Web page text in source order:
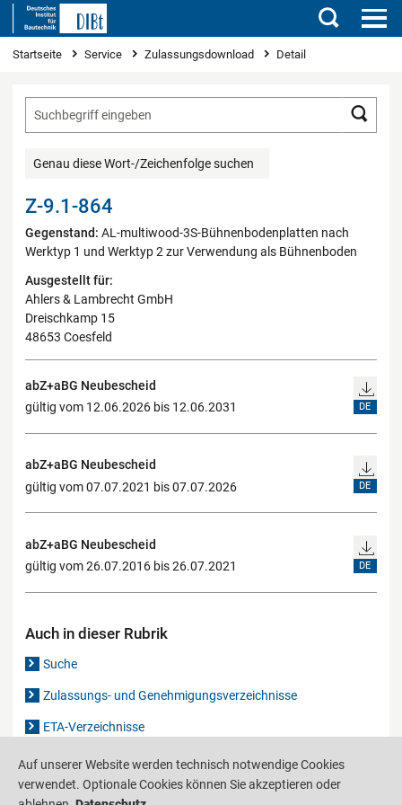
Suchen
Sie sind hier
Startseite Service Zulassungsdownload Detail
Genau diese Wort-/Zeichenfolge suchen
Z-9.1-864
Gegenstand: AL-multiwood-3S-Bühnenbodenplatten nach
Werktyp 1 und Werktyp 2 zur Verwendung als Bühnenboden
Ausgestellt für:
Ahlers & Lambrecht GmbH
Dreischkamp 15
48653 Coesfeld
abZ+aBG Neubescheid
gültig vom 12.06.2026 bis 12.06.2031
DE
abZ+aBG Neubescheid
gültig vom 07.07.2021 bis 07.07.2026
DE
abZ+aBG Neubescheid
gültig vom 26.07.2016 bis 26.07.2021
DE
Auch in dieser Rubrik
Suche
Zulassungs- und Genehmigungsverzeichnisse
ETA-Verzeichnisse
Gutachten-Verzeichnis
Auf unserer Website werden technisch notwendige Cookies
verwendet. Optionale Cookies können Sie akzeptieren oder